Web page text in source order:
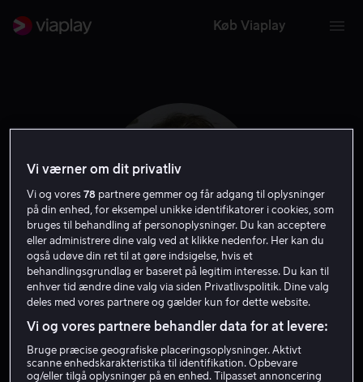
Køb Viaplay
Maxim Gaudette
Skuespiller
Vi værner om dit privatliv
Vi og vores78 partnere gemmer og får adgang til oplysninger
på din enhed, for eksempel unikke identifikatorer i cookies, som
bruges til behandling af personoplysninger. Du kan acceptere
eller administrere dine valg ved at klikke nedenfor. Her kan du
også udøve din ret til at gøre indsigelse, hvis et
behandlingsgrundlag er baseret på legitim interesse. Du kan til
enhver tid ændre dine valg via siden Privatlivspolitik. Dine valg
deles med vores partnere og gælder kun for dette website.
Vi og vores partnere behandler data for at levere:
Bruge præcise geografiske placeringsoplysninger. Aktivt
scanne enhedskarakteristika til identifikation. Opbevare
og/eller tilgå oplysninger på en enhed. Tilpasset annoncering